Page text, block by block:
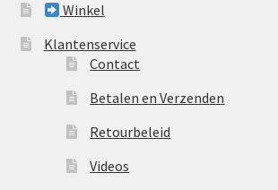
Winkel
Klantenservice
Contact
Betalen en Verzenden
Retourbeleid
Videos